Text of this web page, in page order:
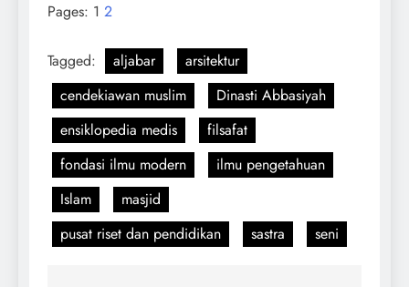
Pages: 1 2
Tagged: aljabar
arsitektur
cendekiawan muslim
Dinasti Abbasiyah
ensiklopedia medis
filsafat
fondasi ilmu modern
ilmu pengetahuan
Islam
masjid
pusat riset dan pendidikan
sastra seni